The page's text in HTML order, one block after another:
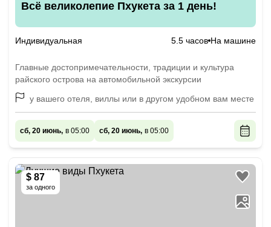
Всё великолепие Пхукета за 1 день!
Индивидуальная 5.5 часов На машине
Главные достопримечательности, традиции и культура
райского острова на автомобильной экскурсии
у вашего отеля, виллы или в другом удобном вам месте
сб, 20 июнь, в 05:00 сб, 20 июнь, в 05:00
$ 87
за одного